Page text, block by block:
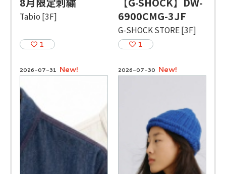
Tabio [3F]
1
6900CMG-3JF
G-SHOCK STORE [3F]
1
2026-07-31 New! 2026-07-30 New!